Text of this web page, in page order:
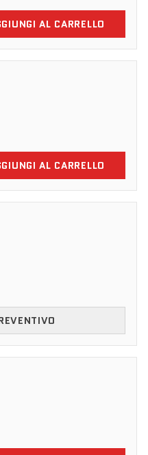
AL CARRELLO
AL CARRELLO